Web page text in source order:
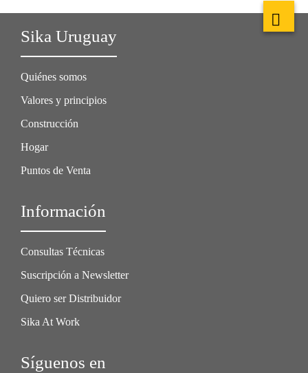
Sika Uruguay
Quiénes somos
Valores y principios
Construcción
Hogar
Puntos de Venta
Información
Consultas Técnicas
Suscripción a Newsletter
Quiero ser Distribuidor
Sika At Work
Síguenos en